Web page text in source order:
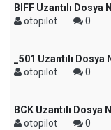
BIFF Uzantılı
otopilot
0
_501 Uzantılı
otopilot
0
BCK Uzantılı Dosya
otopilot
0